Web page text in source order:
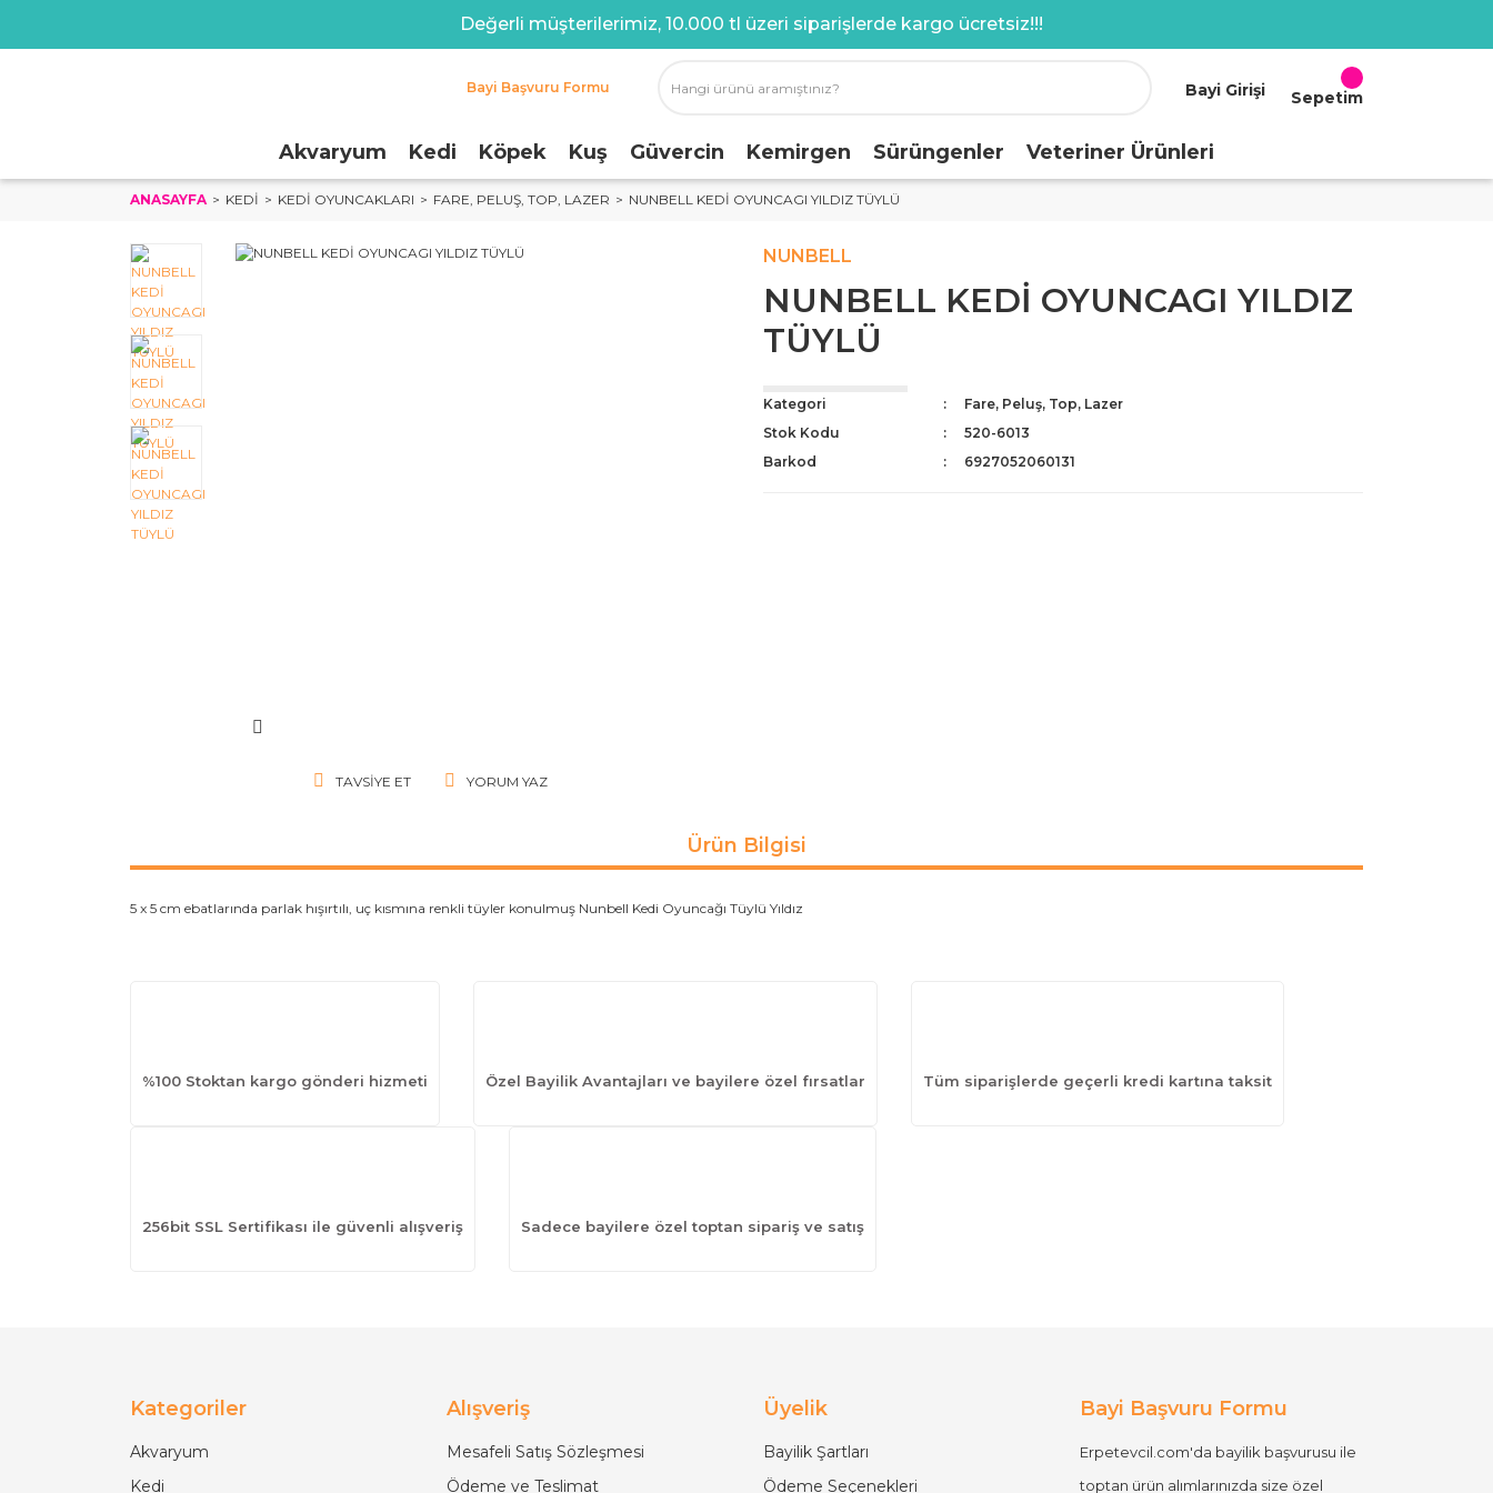
Değerli müşterilerimiz, 10.000 tl üzeri siparişlerde kargo ücretsiz!!!
Bayi Başvuru Formu Bayi Girişi Sepetim
Akvaryum Kedi Köpek Kuş Güvercin Kemirgen Sürüngenler Veteriner Ürünleri
ANASAYFA KEDI KEDI OYUNCAKLARI FARE, PELUŞ, TOP, LAZER NUNBELL KEDİ OYUNCAGI YILDIZ TÜYLÜ
TAVSIYE ET YORUM YAZ
NUNBELL
NUNBELL KEDİ OYUNCAGI YILDIZ
TÜYLÜ
Kategori
Fare, Peluş, Top, Lazer
Stok Kodu
520-6013
Barkod
6927052060131
Ürün Bilgisi
5 x 5 cm ebatlarında parlak hışırtılı, uç kısmına renkli tüyler konulmuş Nunbell Kedi Oyuncağı Tüylü Yıldız
%100 Stoktan kargo gönderi hizmeti Özel Bayilik Avantajları ve bayilere özel fırsatlar Tüm siparişlerde geçerli kredi kartına taksit
256bit SSL Sertifikası ile güvenli alışveriş Sadece bayilere özel toptan sipariş ve satış
Kategoriler
Akvaryum
Kedi
Alışveriş
Mesafeli Satış Sözleşmesi
Ödeme ve Teslimat
Üyelik
Bayilik Şartları
Ödeme Seçenekleri
Bayi Başvuru Formu
Erpetevcil.com'da bayilik başvurusu ile
toptan ürün alımlarınızda size özel